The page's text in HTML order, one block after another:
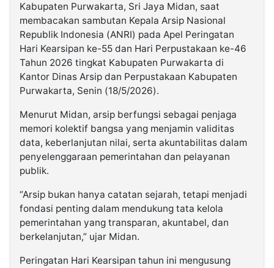
Kabupaten Purwakarta, Sri Jaya Midan, saat
membacakan sambutan Kepala Arsip Nasional
Republik Indonesia (ANRI) pada Apel Peringatan
Hari Kearsipan ke-55 dan Hari Perpustakaan ke-46
Tahun 2026 tingkat Kabupaten Purwakarta di
Kantor Dinas Arsip dan Perpustakaan Kabupaten
Purwakarta, Senin (18/5/2026).
Menurut Midan, arsip berfungsi sebagai penjaga
memori kolektif bangsa yang menjamin validitas
data, keberlanjutan nilai, serta akuntabilitas dalam
penyelenggaraan pemerintahan dan pelayanan
publik.
“Arsip bukan hanya catatan sejarah, tetapi menjadi
fondasi penting dalam mendukung tata kelola
pemerintahan yang transparan, akuntabel, dan
berkelanjutan,” ujar Midan.
Peringatan Hari Kearsipan tahun ini mengusung